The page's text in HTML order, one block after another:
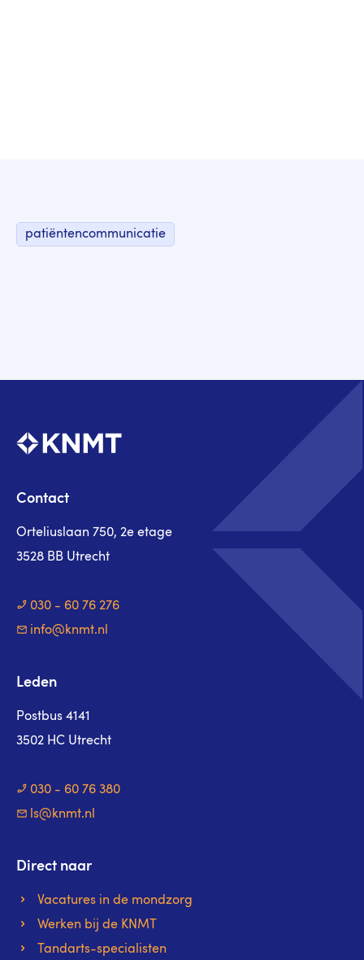
patiëntencommunicatie
Contact
Orteliuslaan 750, 2e etage
3528 BB Utrecht
030 - 60 76 276
info@knmt.nl
Leden
Postbus 4141
3502 HC Utrecht
030 - 60 76 380
ls@knmt.nl
Direct naar
Vacatures in de mondzorg
Werken bij de KNMT
Tandarts-specialisten